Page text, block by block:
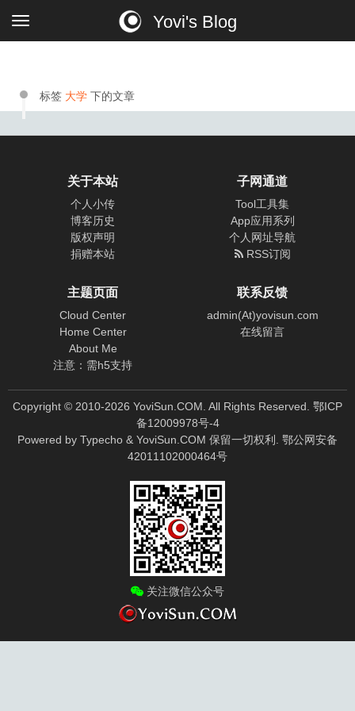
Yovi's Blog
标签 大学 下的文章
关于本站
个人小传
博客历史
版权声明
捐赠本站
子网通道
Tool工具集
App应用系列
个人网址导航
RSS订阅
主题页面
Cloud Center
Home Center
About Me
注意：需h5支持
联系反馈
admin(At)yovisun.com
在线留言
Copyright © 2010-2026 YoviSun.COM. All Rights Reserved. 鄂ICP
备12009978号-4
Powered by Typecho & YoviSun.COM 保留一切权利. 鄂公网安备
42011102000464号
关注微信公众号